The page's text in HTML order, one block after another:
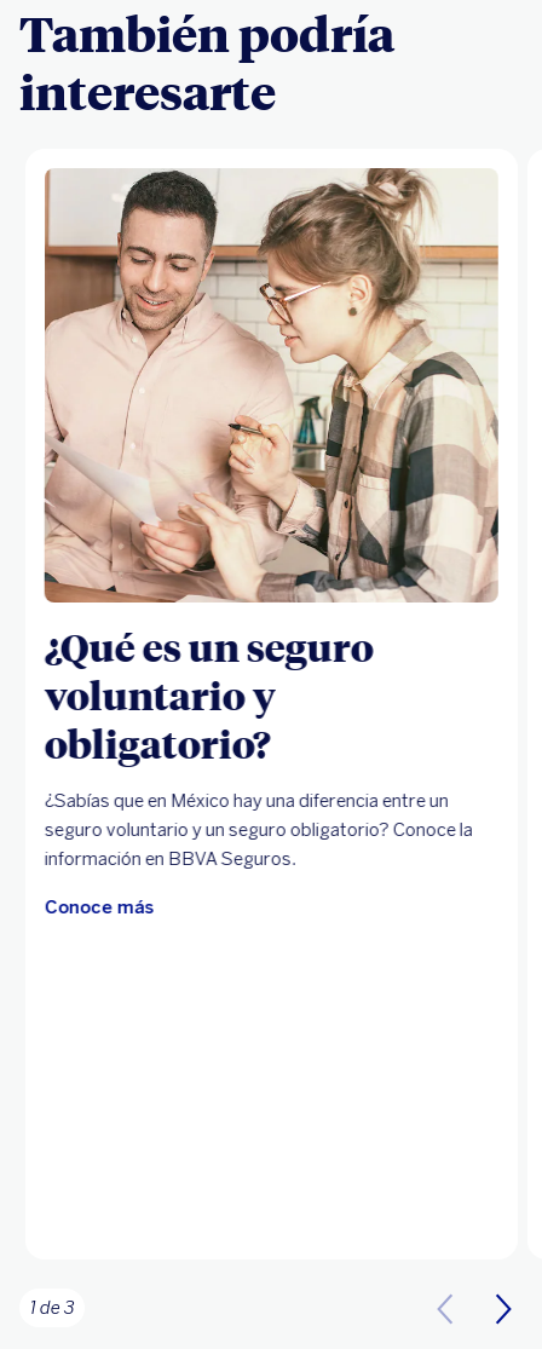
También podría
interesarte
¿Qué es un seguro
voluntario y
obligatorio?
¿Sabías que en México hay una diferencia entre un
seguro voluntario y un seguro obligatorio? Conoce la
información en BBVA Seguros.
Conoce más
1 de 3